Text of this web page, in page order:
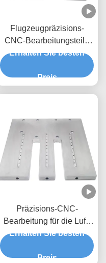
Flugzeugpräzisions-
CNC-Bearbeitungsteile
Unternehmen Drehen 3
Teile Aluminium
Erhalten Sie besten
Preis
Präzisions-CNC-
Bearbeitung für die Luft-
und Raumfahrt
Erhalten Sie besten
Preis